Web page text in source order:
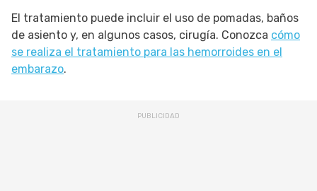
El tratamiento puede incluir el uso de pomadas, baños
de asiento y, en algunos casos, cirugía. Conozca cómo
se realiza el tratamiento para las hemorroides en el
embarazo.